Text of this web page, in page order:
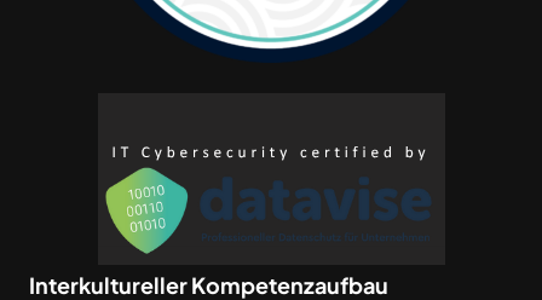
Interkultureller Kompetenzaufbau